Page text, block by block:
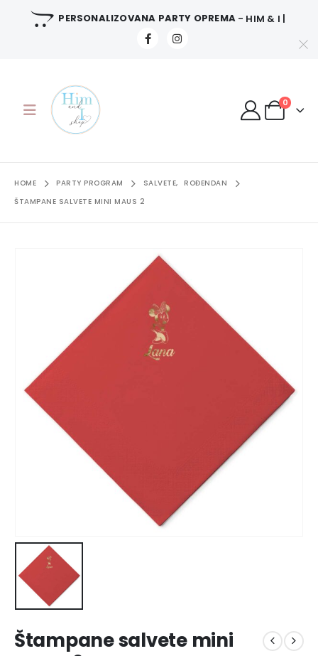
PERSONALIZOVANA PARTY OPREMA - HIM & I |
0
HOME PARTY PROGRAM SALVETE, ROĐENDAN
ŠTAMPANE SALVETE MINI MAUS 2
Štampane salvete mini